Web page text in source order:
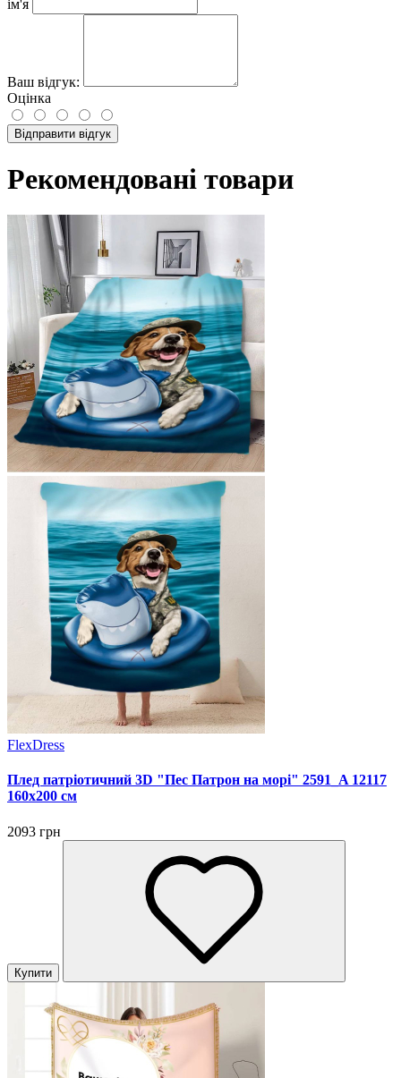
ім'я
Ваш відгук:
Оцінка
Відправити відгук
Рекомендовані товари
FlexDress
Плед патріотичний 3D "Пес Патрон на морі" 2591_A 12117
160х200 см
2093 грн
Купити